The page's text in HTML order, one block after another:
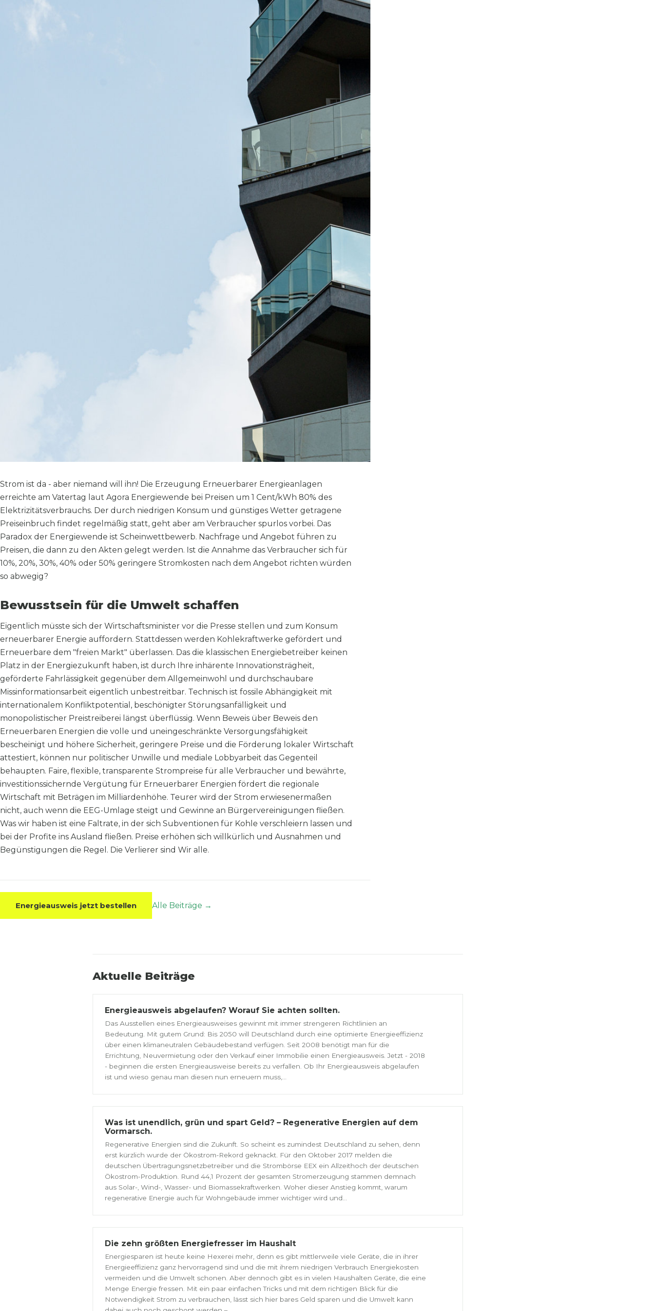
Strom ist da - aber niemand will ihn! Die Erzeugung Erneuerbarer Energieanlagen
erreichte am Vatertag laut Agora Energiewende bei Preisen um 1 Cent/kWh 80% des
Elektrizitätsverbrauchs. Der durch niedrigen Konsum und günstiges Wetter getragene
Preiseinbruch findet regelmäßig statt, geht aber am Verbraucher spurlos vorbei. Das
Paradox der Energiewende ist Scheinwettbewerb. Nachfrage und Angebot führen zu
Preisen, die dann zu den Akten gelegt werden. Ist die Annahme das Verbraucher sich für
10%, 20%, 30%, 40% oder 50% geringere Stromkosten nach dem Angebot richten würden
so abwegig?
Bewusstsein für die Umwelt schaffen
Eigentlich müsste sich der Wirtschaftsminister vor die Presse stellen und zum Konsum
erneuerbarer Energie auffordern. Stattdessen werden Kohlekraftwerke gefördert und
Erneuerbare dem "freien Markt" überlassen. Das die klassischen Energiebetreiber keinen
Platz in der Energiezukunft haben, ist durch Ihre inhärente Innovationsträgheit,
geförderte Fahrlässigkeit gegenüber dem Allgemeinwohl und durchschaubare
Missinformationsarbeit eigentlich unbestreitbar. Technisch ist fossile Abhängigkeit mit
internationalem Konfliktpotential, beschönigter Störungsanfälligkeit und
monopolistischer Preistreiberei längst überflüssig. Wenn Beweis über Beweis den
Erneuerbaren Energien die volle und uneingeschränkte Versorgungsfähigkeit
bescheinigt und höhere Sicherheit, geringere Preise und die Förderung lokaler Wirtschaft
attestiert, können nur politischer Unwille und mediale Lobbyarbeit das Gegenteil
behaupten. Faire, flexible, transparente Strompreise für alle Verbraucher und bewährte,
investitionssichernde Vergütung für Erneuerbarer Energien fördert die regionale
Wirtschaft mit Beträgen im Milliardenhöhe. Teurer wird der Strom erwiesenermaßen
nicht, auch wenn die EEG-Umlage steigt und Gewinne an Bürgervereinigungen fließen.
Was wir haben ist eine Faltrate, in der sich Subventionen für Kohle verschleiern lassen und
bei der Profite ins Ausland fließen. Preise erhöhen sich willkürlich und Ausnahmen und
Begünstigungen die Regel. Die Verlierer sind Wir alle.
Energieausweis jetzt bestellen Alle Beiträge →
Aktuelle Beiträge
Energieausweis abgelaufen? Worauf Sie achten sollten.
Das Ausstellen eines Energieausweises gewinnt mit immer strengeren Richtlinien an
Bedeutung. Mit gutem Grund: Bis 2050 will Deutschland durch eine optimierte Energieeffizienz
über einen klimaneutralen Gebäudebestand verfügen. Seit 2008 benötigt man für die
Errichtung, Neuvermietung oder den Verkauf einer Immobilie einen Energieausweis. Jetzt - 2018
- beginnen die ersten Energieausweise bereits zu verfallen. Ob Ihr Energieausweis abgelaufen
ist und wieso genau man diesen nun erneuern muss,...
Was ist unendlich, grün und spart Geld? – Regenerative Energien auf dem
Vormarsch.
Regenerative Energien sind die Zukunft. So scheint es zumindest Deutschland zu sehen, denn
erst kürzlich wurde der Ökostrom-Rekord geknackt. Für den Oktober 2017 melden die
deutschen Übertragungsnetzbetreiber und die Strombörse EEX ein Allzeithoch der deutschen
Ökostrom-Produktion. Rund 44,1 Prozent der gesamten Stromerzeugung stammen demnach
aus Solar-, Wind-, Wasser- und Biomassekraftwerken. Woher dieser Anstieg kommt, warum
regenerative Energie auch für Wohngebäude immer wichtiger wird und...
Die zehn größten Energiefresser im Haushalt
Energiesparen ist heute keine Hexerei mehr, denn es gibt mittlerweile viele Geräte, die in ihrer
Energieeffizienz ganz hervorragend sind und die mit ihrem niedrigen Verbrauch Energiekosten
vermeiden und die Umwelt schonen. Aber dennoch gibt es in vielen Haushalten Geräte, die eine
Menge Energie fressen. Mit ein paar einfachen Tricks und mit dem richtigen Blick für die
Notwendigkeit Strom zu verbrauchen, lässt sich hier bares Geld sparen und die Umwelt kann